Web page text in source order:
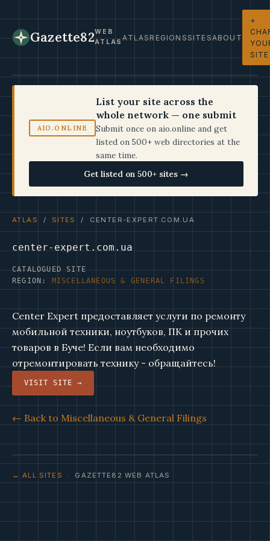
Gazette82WEB
ATLASATLASREGIONSSITESABOUT
+
SITE
AIO.ONLINE
List your site across the
whole network — one submit
Submit once on aio.online and get
listed on 500+ web directories at the
same time.
Get listed on 500+ sites →
ATLAS / SITES / CENTER-EXPERT.COM.UA
center-expert.com.ua
CATALOGUED SITE
REGION: MISCELLANEOUS & GENERAL FILINGS
Center Expert предоставляет услуги по ремонту
мобильной техники, ноутбуков, ПК и прочих
товаров в Буче! Если вам необходимо
отремонтировать технику - обращайтесь!
VISIT SITE →
← Back to Miscellaneous & General Filings
← ALL SITES · GAZETTE82 WEB ATLAS